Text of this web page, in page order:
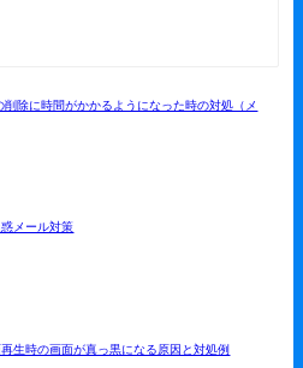
除に時間がかかるようになった時の対処（メ
メール対策
生時の画面が真っ黒になる原因と対処例